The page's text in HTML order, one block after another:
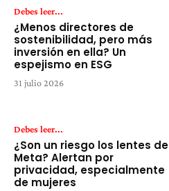
Debes leer...
¿Menos directores de
sostenibilidad, pero más
inversión en ella? Un
espejismo en ESG
31 julio 2026
Debes leer...
¿Son un riesgo los lentes de
Meta? Alertan por
privacidad, especialmente
de mujeres